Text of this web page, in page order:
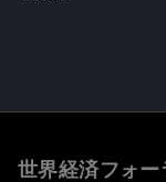
世界経済フォ